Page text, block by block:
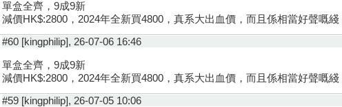
單盒全齊，9成9新
減價HK$:2800，2024年全新買4800，真系大出血價，而且係相當好聲嘅綫
#60 [kingphilip], 26-07-06 16:46
單盒全齊，9成9新
減價HK$:2800，2024年全新買4800，真系大出血價，而且係相當好聲嘅綫
#59 [kingphilip], 26-07-05 10:06